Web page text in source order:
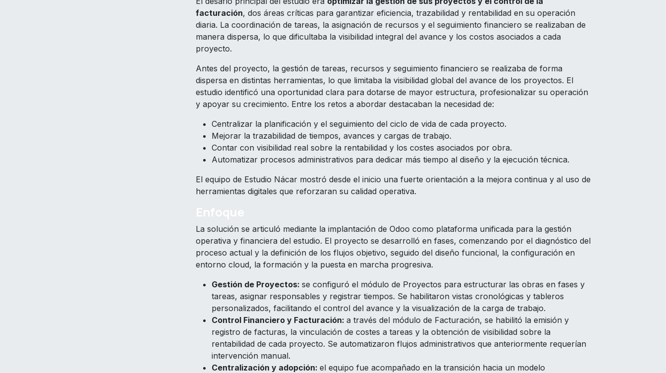
facturación, dos áreas críticas para garantizar eficiencia, trazabilidad y rentabilidad en su operación
diaria. La coordinación de tareas, la asignación de recursos y el seguimiento financiero se realizaban de
manera dispersa, lo que dificultaba la visibilidad integral del avance y los costos asociados a cada
proyecto.
Antes del proyecto, la gestión de tareas, recursos y seguimiento financiero se realizaba de forma
dispersa en distintas herramientas, lo que limitaba la visibilidad global del avance de los proyectos. El
estudio identificó una oportunidad clara para dotarse de mayor estructura, profesionalizar su operación
y apoyar su crecimiento. Entre los retos a abordar destacaban la necesidad de:
Centralizar la planificación y el seguimiento del ciclo de vida de cada proyecto.
Mejorar la trazabilidad de tiempos, avances y cargas de trabajo.
Contar con visibilidad real sobre la rentabilidad y los costes asociados por obra.
Automatizar procesos administrativos para dedicar más tiempo al diseño y la ejecución técnica.
El equipo de Estudio Nácar mostró desde el inicio una fuerte orientación a la mejora continua y al uso de
herramientas digitales que reforzaran su calidad operativa.
La solución se articuló mediante la implantación de Odoo como plataforma unificada para la gestión
operativa y financiera del estudio. El proyecto se desarrolló en fases, comenzando por el diagnóstico del
proceso actual y la definición de los flujos objetivo, seguido del diseño funcional, la configuración en
entorno cloud, la formación y la puesta en marcha progresiva.
Gestión de Proyectos: se configuró el módulo de Proyectos para estructurar las obras en fases y
tareas, asignar responsables y registrar tiempos. Se habilitaron vistas cronológicas y tableros
personalizados, facilitando el control del avance y la visualización de la carga de trabajo.
Control Financiero y Facturación: a través del módulo de Facturación, se habilitó la emisión y
registro de facturas, la vinculación de costes a tareas y la obtención de visibilidad sobre la
rentabilidad de cada proyecto. Se automatizaron flujos administrativos que anteriormente requerían
intervención manual.
Centralización y adopción: elequipo fue acompañado en la transición hacia un modelo